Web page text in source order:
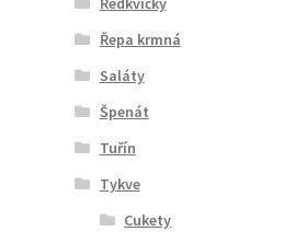
Řepa krmná
Saláty
Špenát
Tuřín
Tykve
Cukety